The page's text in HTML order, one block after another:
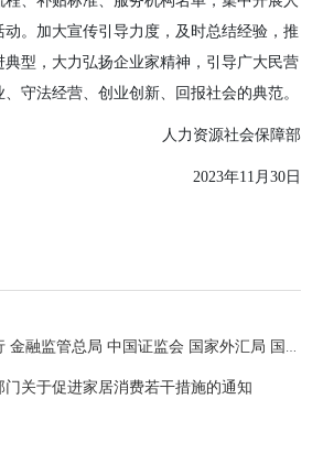
。加大宣传引导力度，及时总结经验，推
典型，大力弘扬企业家精神，引导广大民营
守法经营、创业创新、回报社会的典范。
人力资源社会保障部
2023年11 月 30 日
上一篇：中国人民银行 金融监管总局 中国证监会 国家外汇局 国家发展改革委 工业和信息化部 财政部 全国工商联 关于强化金融支持举措 助力民营经济发展壮大的通知
门关于促进家居消费若干措施的通知